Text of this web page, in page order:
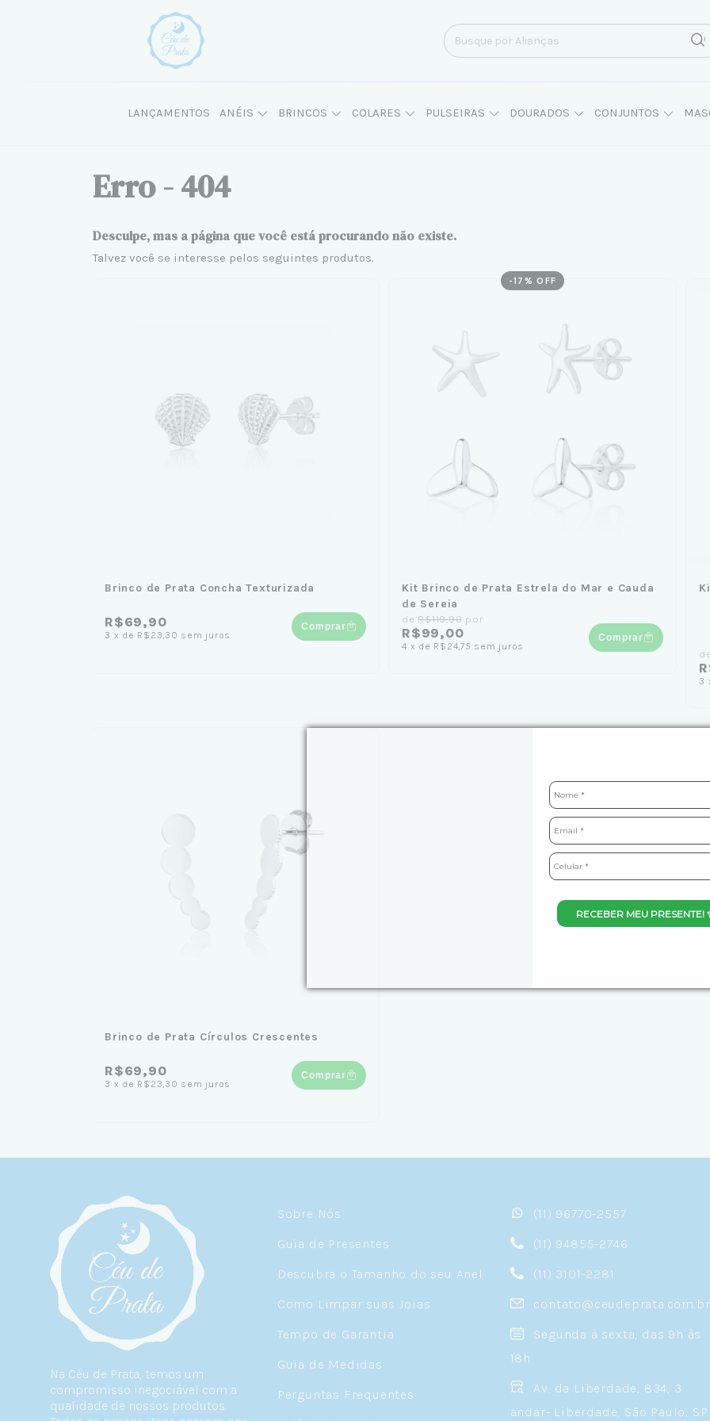
RECEBER MEU PRESENTE!
LANÇAMENTOS ANÉIS BRINCOS COLARES PULSEIRAS DOURADOS CONJUNTOS
Erro - 404
Desculpe, mas a página que você está procurando não existe.
Talvez você se interesse pelos seguintes produtos.
Brinco de Prata Concha Texturizada
R$69,90
3 x de R$23,30 sem juros
Comprar
-17 % OFF
Kit Brinco de Prata Estrela do Mar e Cauda
de Sereia
deR$119,90 por
R$99,00
4 x de R$24,75 sem juros
Comprar
3
Brinco de Prata Círculos Crescentes
R$69,90
3 x de R$23,30 sem juros
Comprar
Na Céu de Prata, temos um
compromisso inegociável com a
qualidade de nossos produtos.
Sobre Nós
Guia de Presentes
Descubra o Tamanho do seu Anel
Como Limpar suas Joias
Tempo de Garantia
Guia de Medidas
Perguntas Frequentes
(11) 96770-2557
(11) 94855-2746
(11) 3101-2281
contato@ceudeprata.com.br
Segunda à sexta, das 9h às
18h
Av. da Liberdade, 834, 3
andar- Liberdade, São Paulo, SP